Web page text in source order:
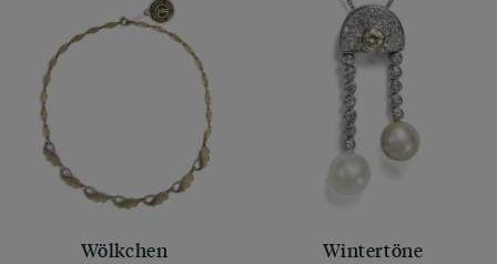
Wölkchen Wintertöne